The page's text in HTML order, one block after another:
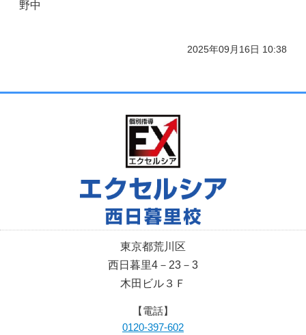
野中
2025年09月16日 10:38
東京都荒川区
西日暮里4－23－3
木田ビル３Ｆ
【電話】
0120-397-602